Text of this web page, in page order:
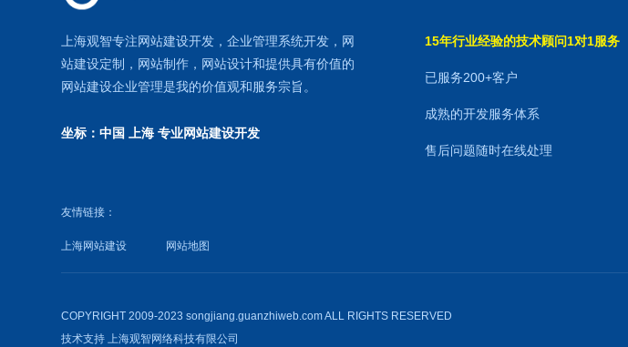
上海观智专注网站建设开发 ，企业管理系统开发， 网
站建设定制 ， 网站制作 ， 网站设计和提供具有价值的
网站建设企业管理是我的价值观和服务宗旨。
坐标：中国 上海专业网站建设开发
15年行业经验的技术顾问1对1服务
已服务200+客户
成熟的开发服务体系
售后问题随时在线处理
友情链接：
上海网站建设 网站地图
COPYRIGHT 2009-2023 songjiang.guanzhiweb.com ALL RIGHTS RESERVED
技术支持上海观智网络科技有限公司